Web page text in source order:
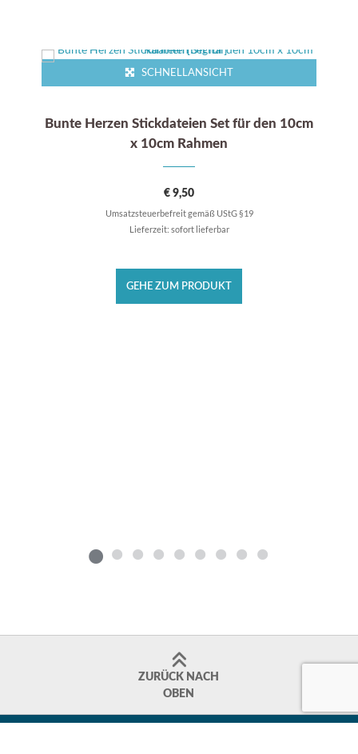
SCHNELLANSICHT
Bunte Herzen Stickdateien Set für den 10cm
x 10cm Rahmen
€ 9,50
Umsatzsteuerbefreit gemäß UStG §19
Lieferzeit: sofort lieferbar
GEHE ZUM PRODUKT
ZURÜCK NACH
OBEN